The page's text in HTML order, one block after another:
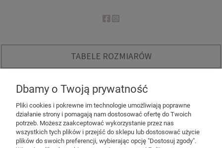
TABELE ROZMIARÓW
INSTAGRAM - KODY RABATOWE
Dbamy o Twoją prywatność
Pliki cookies i pokrewne im technologie umożliwiają poprawne
działanie strony i pomagają nam dostosować ofertę do Twoich
potrzeb. Możesz zaakceptować wykorzystanie przez nas
wszystkich tych plików i przejść do sklepu lub dostosować użycie
plików do swoich preferencji, wybierając opcję "Dostosuj zgody".